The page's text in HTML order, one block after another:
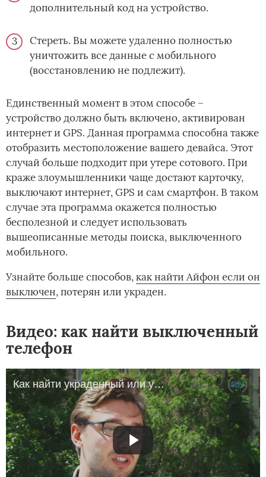
дополнительный код на устройство.
Стереть. Вы можете удаленно полностью
уничтожить все данные с мобильного
(восстановлению не подлежит).
Единственный момент в этом способе –
устройство должно быть включено, активирован
интернет и GPS. Данная программа способна также
отобразить местоположение вашего девайса. Этот
случай больше подходит при утере сотового. При
краже злоумышленники чаще достают карточку,
выключают интернет, GPS и сам смартфон. В таком
случае эта программа окажется полностью
бесполезной и следует использовать
вышеописанные методы поиска, выключенного
мобильного.
Узнайте больше способов,­­­как найти Айфон если он
выключен, потерян или украден.
Видео: как найти выключенный
телефон
Как найти украденный или утерянный телефон